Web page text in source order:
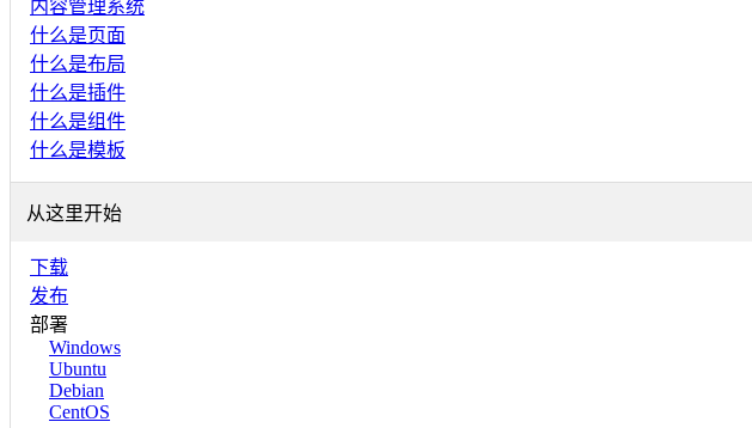
内容管理系统
什么是页面
什么是布局
什么是插件
什么是组件
什么是模板
从这里开始
下载
发布
部署
Windows
Ubuntu
Debian
CentOS